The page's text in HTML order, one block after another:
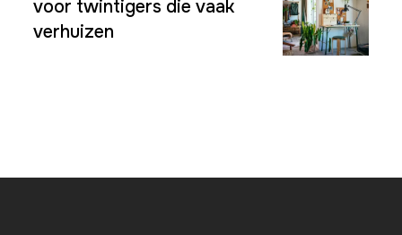
voor twintigers die vaak
verhuizen